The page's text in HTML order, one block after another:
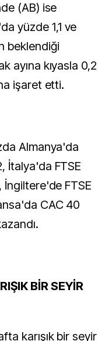
(AB) ise
yüzde 1,1 ve
beklendiği
ayına kıyasla 0,2
işaret etti.
Almanya'da
İtalya'da FTSE
FTSE
CAC 40
BİR SEYİR
karışık bir seyir